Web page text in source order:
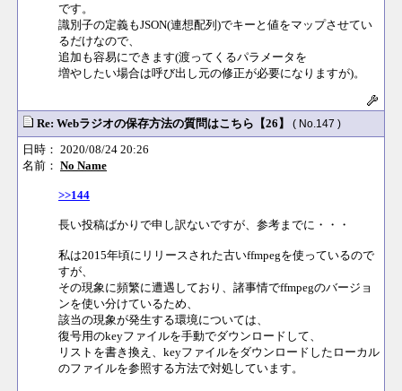
です。
識別子の定義もJSON(連想配列)でキーと値をマップさせてい
るだけなので、
追加も容易にできます(渡ってくるパラメータを
増やしたい場合は呼び出し元の修正が必要になりますが)。
Re: Webラジオの保存方法の質問はこちら【26】 ( No.147 )
日時： 2020/08/24 20:26
名前： No Name
>>144
長い投稿ばかりで申し訳ないですが、参考までに・・・
私は2015年頃にリリースされた古いffmpegを使っているので
すが、
その現象に頻繁に遭遇しており、諸事情でffmpegのバージョ
ンを使い分けているため、
該当の現象が発生する環境については、
復号用のkeyファイルを手動でダウンロードして、
リストを書き換え、keyファイルをダウンロードしたローカル
のファイルを参照する方法で対処しています。